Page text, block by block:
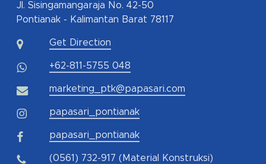
Jl. Sisingamangaraja No. 42-50
Pontianak - Kalimantan Barat 78117
Get Direction
+62-811-5755 048
marketing_ptk@papasari.com
papasari_pontianak
papasari_pontianak
(0561) 732-917 (Material Konstruksi)